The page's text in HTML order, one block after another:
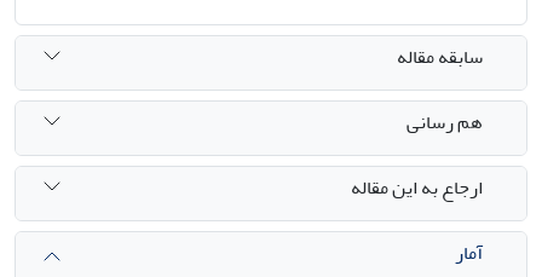
سابقه مقاله
هم رسانی
ارجاع به این مقاله
آمار